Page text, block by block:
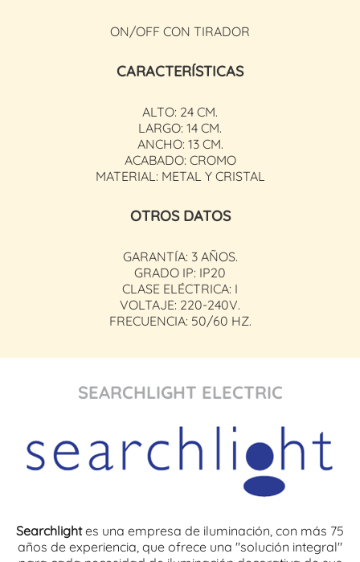
ON/OFF CON TIRADOR
CARACTERÍSTICAS
ALTO: 24 CM.
LARGO: 14 CM.
ANCHO: 13 CM.
ACABADO: CROMO
MATERIAL: METAL Y CRISTAL
OTROS DATOS
GARANTÍA: 3 AÑOS.
GRADO IP: IP20
CLASE ELÉCTRICA: I
VOLTAJE: 220-240V.
FRECUENCIA: 50/60 HZ.
SEARCHLIGHT ELECTRIC
Searchlightes una empresa de iluminación, con más 75
años de experiencia, que ofrece una "solución integral"